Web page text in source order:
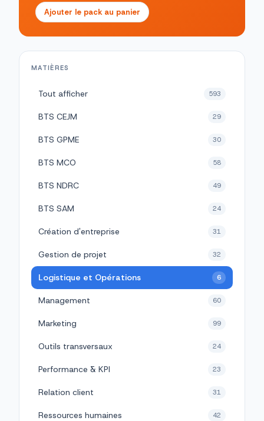
Ajouter le pack au panier
MATIÈRES
Tout afficher 593
BTS CEJM 29
BTS GPME 30
BTS MCO 58
BTS NDRC 49
BTS SAM 24
Création d'entreprise 31
Gestion de projet 32
Logistique et Opérations 6
Management 60
Marketing 99
Outils transversaux 24
Performance & KPI 23
Relation client 31
Ressources humaines 42